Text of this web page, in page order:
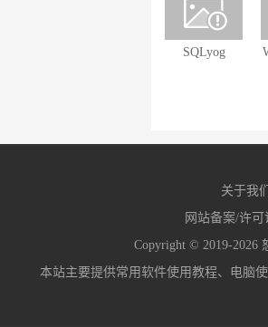
SQLyog
关于我
网站备案/许可
Copyright © 2019-2026
本站主要提供常用软件使用教程、电脑